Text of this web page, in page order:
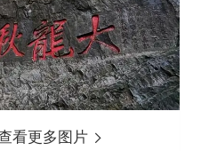
看更多图片